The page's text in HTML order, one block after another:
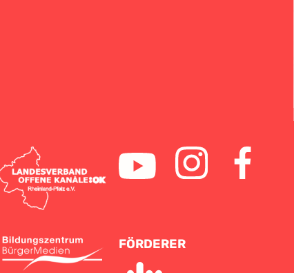
FÖRDERER